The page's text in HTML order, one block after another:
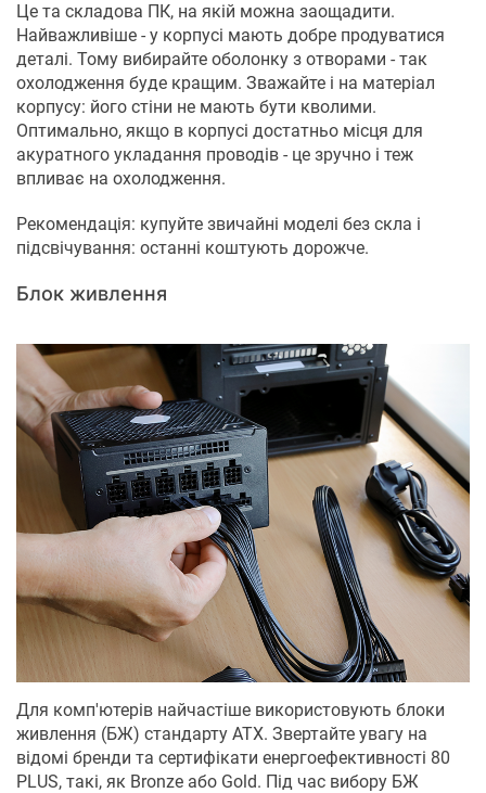
Це та складова ПК, на якій можна заощадити.
Найважливіше - у корпусі мають добре продуватися
деталі. Тому вибирайте оболонку з отворами - так
охолодження буде кращим. Зважайте і на матеріал
корпусу: його стіни не мають бути кволими.
Оптимально, якщо в корпусі достатньо місця для
акуратного укладання проводів - це зручно і теж
впливає на охолодження.
Рекомендація: купуйте звичайні моделі без скла і
підсвічування: останні коштують дорожче.
Блок живлення
Для комп'ютерів найчастіше використовують блоки
живлення (БЖ) стандарту ATX. Звертайте увагу на
відомі бренди та сертифікати енергоефективності 80
PLUS, такі, як Bronze або Gold. Під час вибору БЖ